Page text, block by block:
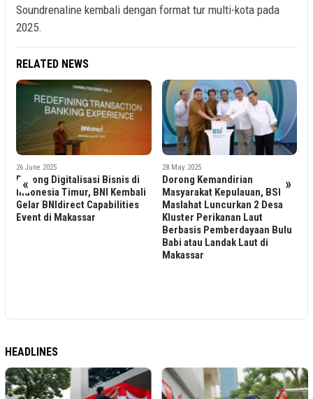
Soundrenaline kembali dengan format tur multi-kota pada
2025.
RELATED NEWS
« »
Bisnis di
BNI Kembali
Capabilities
Dorong Kemandirian
Masyarakat Kepulauan, BSI
Maslahat Luncurkan 2 Desa
Kluster Perikanan Laut
Berbasis Pemberdayaan Bulu
Babi atau Landak Laut di
Beragam
Pengemudi
Bonus Hari
untuk Beli
hingga Perbaiki
HEADLINES